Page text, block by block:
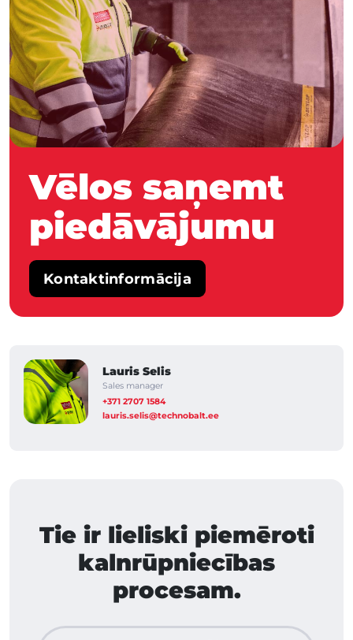
Vēlos saņemt
piedāvājumu
Kontaktinformācija
Lauris Selis
Sales manager
+371 2707 1584
lauris.selis@technobalt.ee
Tie ir lieliski piemēroti
kalnrūpniecības
procesam.